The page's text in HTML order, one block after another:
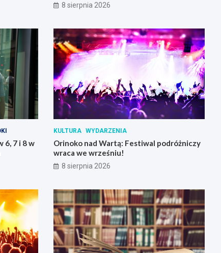
8 sierpnia 2026
6, 7 i 8 w
KULTURA WYDARZENIA
Orinoko nad Wartą: Festiwal podróżniczy
wraca we wrześniu!
8 sierpnia 2026